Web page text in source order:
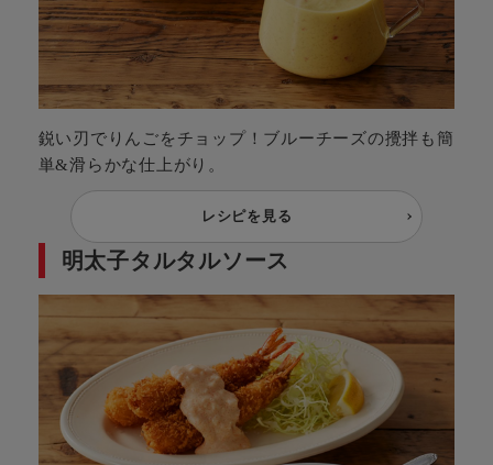
鋭い刃でりんごをチョップ！ブルーチーズの攪拌も簡
単&滑らかな仕上がり。
レシピを見る
明太子タルタルソース